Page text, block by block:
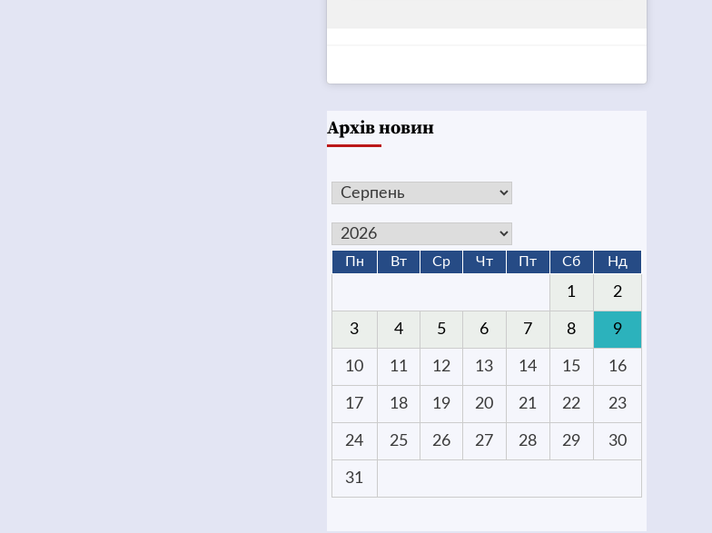
Архів новин
Пн Вт Ср Чт Пт Сб Нд
1 2
3 4 5 6 7 8 9
10 11 12 13 14 15 16
17 18 19 20 21 22 23
24 25 26 27 28 29 30
31